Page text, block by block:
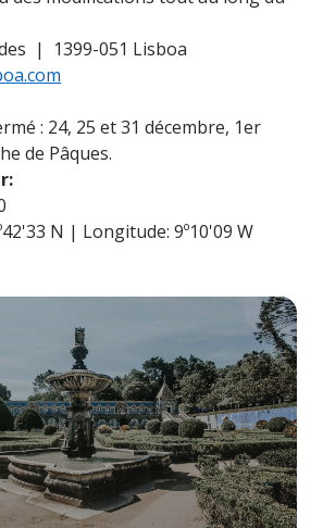
| 1399-051 Lisboa
: 24, 25 et 31 décembre, 1er
de Pâques.
N | Longitude: 9º10'09 W